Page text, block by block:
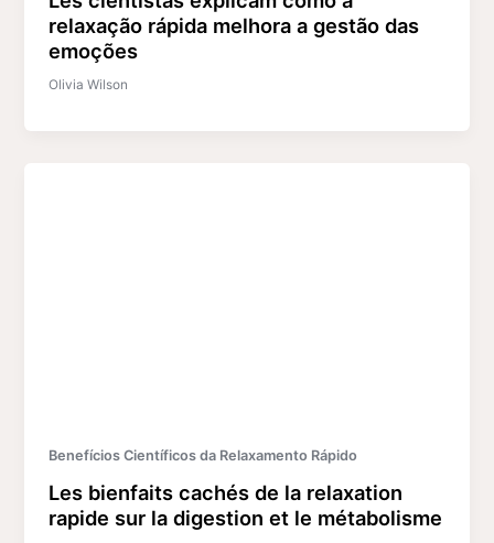
relaxação rápida melhora a gestão das
emoções
Olivia Wilson
Benefícios Científicos da Relaxamento Rápido
Les bienfaits cachés de la relaxation
rapide sur la digestion et le métabolisme